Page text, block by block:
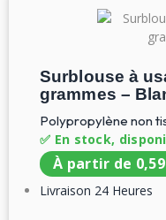
Surblouse à
grammes –
Polypropylène non
✅ En stock,
À partir de 0,59
Livraison 24 Heures